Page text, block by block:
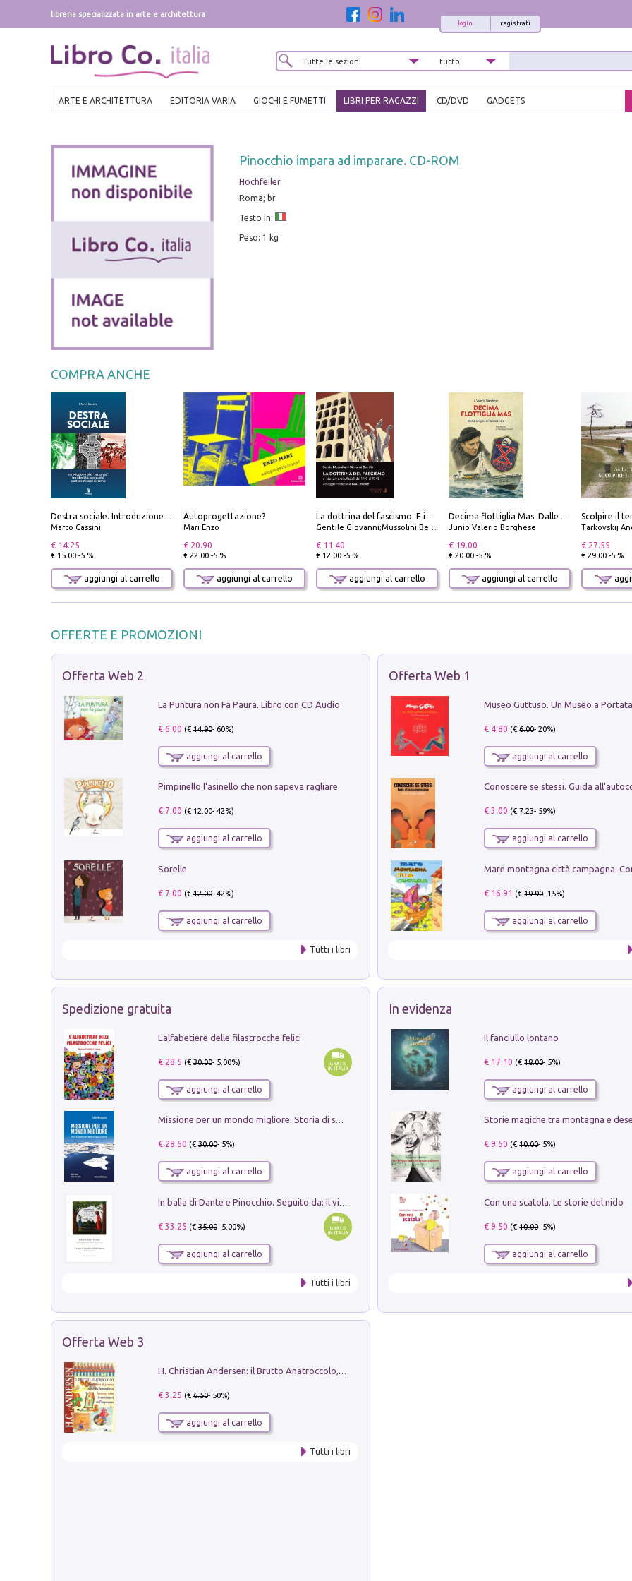
libreria specializzata in arte e architettura
registrati
login
ARTE E ARCHITETTURA EDITORIA VARIA GIOCHI E FUMETTI LIBRI PER RAGAZZI CD/DVD GADGETS
Pinocchio impara ad imparare. CD-ROM
Hochfeiler
Roma; br.
Testo in:
Peso: 1 kg
COMPRA ANCHE
Destra sociale. Introduzione alla «terza via», tra identità, comunità e alternativa al sistema
Marco Cassini
€ 14.25
€ 15.00 -5 %
aggiungi al carrello
Autoprogettazione?
Mari Enzo
€ 20.90
€ 22.00 -5 %
aggiungi al carrello
La dottrina del fascismo. E i documenti ufficiali dal 1919 al 1945
Gentile Giovanni;Mussolini Benito
€ 11.40
€ 12.00 -5 %
aggiungi al carrello
Decima flottiglia Mas. Dalle origini all'armistizio
Junio Valerio Borghese
€ 19.00
€ 20.00 -5 %
aggiungi al carrello
Tarkovskij
€ 27.55
€ 29.00 -5 %
OFFERTE E PROMOZIONI
Offerta Web 2
La Puntura non Fa Paura. Libro con CD Audio
€ 6.00 (€14.90- 60%)
aggiungi al carrello
Pimpinello l'asinello che non sapeva ragliare
€ 7.00 (€12.00- 42%)
aggiungi al carrello
Sorelle
€ 7.00 (€12.00- 42%)
aggiungi al carrello
Tutti i libri
Offerta Web 1
€ 4.80 (€6.00- 20%)
aggiungi al carrello
€ 3.00 (€7.23- 59%)
aggiungi al carrello
€ 16.91 (€19.90- 15%)
aggiungi al carrello
Spedizione gratuita
L'alfabetiere delle filastrocche felici
€ 28.5 (€30.00- 5.00%)
aggiungi al carrello
Missione per un mondo migliore. Storia di speranza per ragazze e ragazzi di ogni età
€ 28.50 (€30.00- 5%)
aggiungi al carrello
€ 33.25 (€35.00- 5.00%)
aggiungi al carrello
Tutti i libri
In evidenza
Il fanciullo lontano
€ 17.10 (€18.00- 5%)
aggiungi al carrello
Storie magiche tra montagna e
€ 9.50 (€10.00- 5%)
aggiungi al carrello
Con una scatola. Le storie del nido
€ 9.50 (€10.00- 5%)
aggiungi al carrello
Offerta Web 3
€ 3.25 (€6.50- 50%)
aggiungi al carrello
Tutti i libri